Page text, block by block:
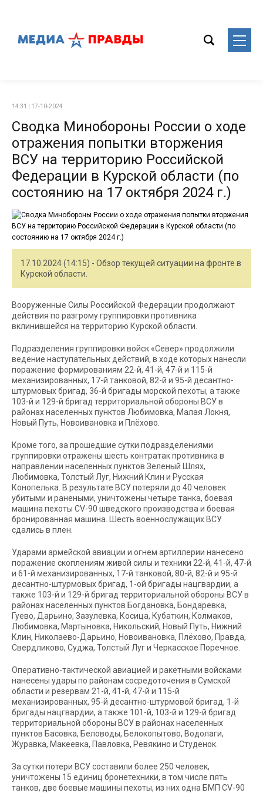
14:31 | 17-10-2024
Сводка Минобороны России о ходе
отражения попытки вторжения
ВСУ на территорию Российской
Федерации в Курской области (по
состоянию на 17 октября 2024 г.)
17.10.2024 (14:15) - Обзор текущей ситуации на фронте в
Курской области.
Вооруженные Силы Российской Федерации продолжают
действия по разгрому группировки противника
вклинившейся на территорию Курской области.
Подразделения группировки войск «Север» продолжили
ведение наступательных действий, в ходе которых нанесли
поражение формированиям 22-й, 41-й, 47-й и 115-й
механизированных, 17-й танковой, 82-й и 95-й десантно-
штурмовых бригад, 36-й бригады морской пехоты, а также
103-й и 129-й бригад территориальной обороны ВСУ в
районах населенных пунктов Любимовка, Малая Локня,
Новый Путь, Новоивановка и Плёхово.
Кроме того, за прошедшие сутки подразделениями
группировки отражены шесть контратак противника в
направлении населенных пунктов Зеленый Шлях,
Любимовка, Толстый Луг, Нижний Клин и Русская
Конопелька. В результате ВСУ потеряли до 40 человек
убитыми и ранеными, уничтожены четыре танка, боевая
машина пехоты CV-90 шведского производства и боевая
бронированная машина. Шесть военнослужащих ВСУ
сдались в плен.
Ударами армейской авиации и огнем артиллерии нанесено
поражение скоплениям живой силы и техники 22-й, 41-й, 47-й
и 61-й механизированных, 17-й танковой, 80-й, 82-й и 95-й
десантно-штурмовых бригад, 1-ой бригады нацгвардии, а
также 103-й и 129-й бригад территориальной обороны ВСУ в
районах населенных пунктов Богдановка, Бондаревка,
Гуево, Дарьино, Зазулевка, Косица, Кубаткин, Колмаков,
Любимовка, Мартыновка, Никольский, Новый Путь, Нижний
Клин, Николаево-Дарьино, Новоивановка, Плёхово, Правда,
Свердликово, Суджа, Толстый Луг и Черкасское Поречное.
Оперативно-тактической авиацией и ракетными войсками
нанесены удары по районам сосредоточения в Сумской
области и резервам 21-й, 41-й, 47-й и 115-й
механизированных, 95-й десантно-штурмовой бригад, 1-й
бригады нацгвардии, а также 101-й, 103-й и 129-й бригад
территориальной обороны ВСУ в районах населенных
пунктов Басовка, Беловоды, Белокопытово, Водолаги,
Журавка, Макеевка, Павловка, Ревякино и Студенок.
За сутки потери ВСУ составили более 250 человек,
уничтожены 15 единиц бронетехники, в том числе пять
танков, две боевые машины пехоты, из них одна БМП CV-90